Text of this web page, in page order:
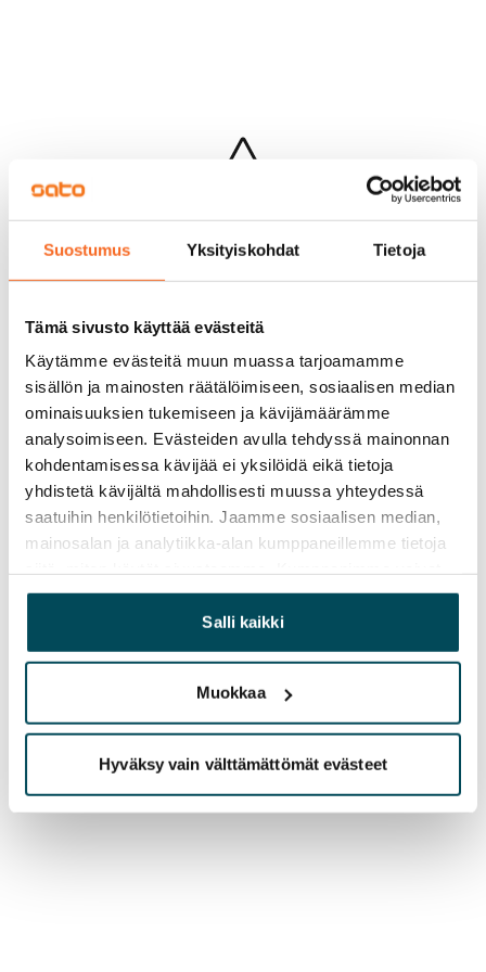
Suostumus Yksityiskohdat Tietoja
Tämä sivusto käyttää evästeitä
Käytämme evästeitä muun muassa tarjoamamme
sisällön ja mainosten räätälöimiseen, sosiaalisen median
ominaisuuksien tukemiseen ja kävijämäärämme
analysoimiseen. Evästeiden avulla tehdyssä mainonnan
kohdentamisessa kävijää ei yksilöidä eikä tietoja
yhdistetä kävijältä mahdollisesti muussa yhteydessä
saatuihin henkilötietoihin. Jaamme sosiaalisen median,
mainosalan ja analytiikka-alan kumppaneillemme tietoja
yhdistää näitä tietoja muihin tietoihin, joita olet antanut
heille tai joita on kerätty, kun olet käyttänyt heidän
palvelujaan.
Salli kaikki
Muokkaa
Hyväksy vain välttämättömät evästeet
Hups...
Jotakin meni pieleen sivun lataamisessa